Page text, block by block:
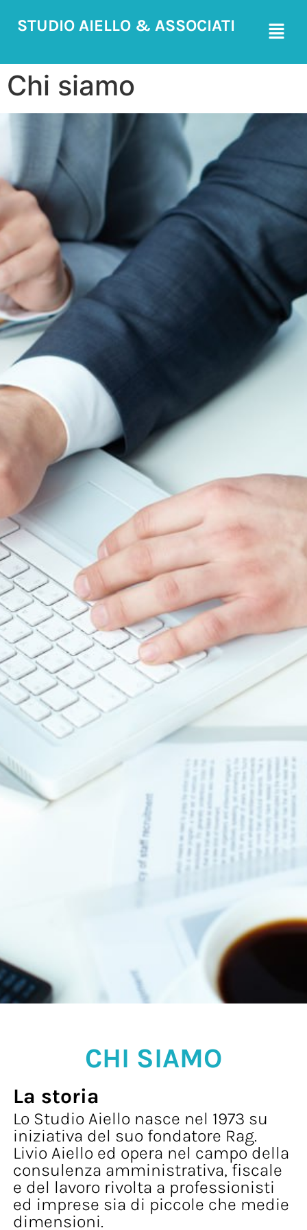
STUDIO AIELLO & ASSOCIATI
Chi siamo
CHI SIAMO
La storia
Lo Studio Aiello nasce nel 1973 su
iniziativa del suo fondatore Rag.
Livio Aiello ed opera nel campo della
consulenza amministrativa, fiscale
e del lavoro rivolta a professionisti
ed imprese sia di piccole che medie
dimensioni.